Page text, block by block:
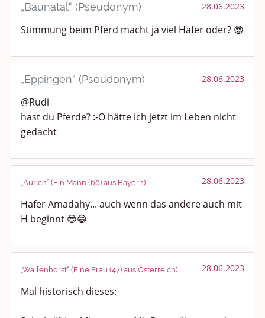
„Baunatal“ (Pseudonym) 28.06.2023
Stimmung beim Pferd macht ja viel Hafer oder? 😎
„Eppingen“ (Pseudonym) 28.06.2023
@Rudi
hast du Pferde? :-O hätte ich jetzt im Leben nicht
gedacht
„Aurich“ (Ein Mann (60) aus Bayern) 28.06.2023
Hafer Amadahy... auch wenn das andere auch mit
H beginnt 😎😁
„Wallenhorst“ (Eine Frau (47) aus Österreich) 28.06.2023
Mal historisch dieses: